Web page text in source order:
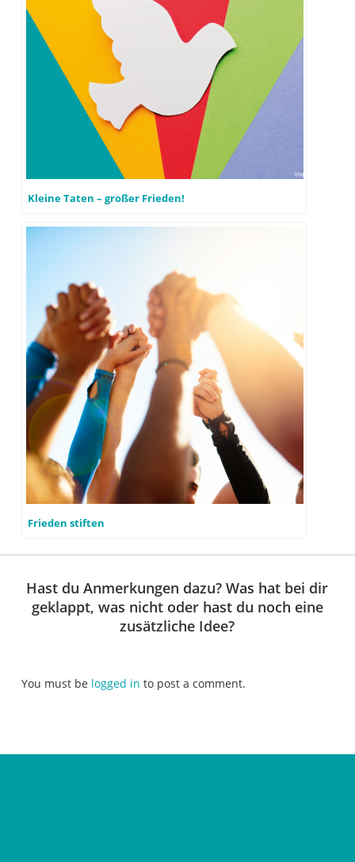
Kleine Taten – großer Frieden!
Frieden stiften
Hast du Anmerkungen dazu? Was hat bei dir
geklappt, was nicht oder hast du noch eine
zusätzliche Idee?
You must be logged in to post a comment.